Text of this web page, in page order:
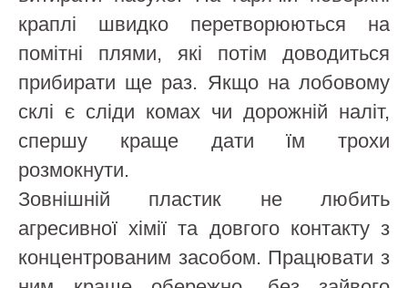
краплі швидко перетворюються на
помітні плями, які потім доводиться
прибирати ще раз. Якщо на лобовому
склі є сліди комах чи дорожній наліт,
спершу краще дати їм трохи
розмокнути.
Зовнішній пластик не любить
агресивної хімії та довгого контакту з
концентрованим засобом. Працювати з